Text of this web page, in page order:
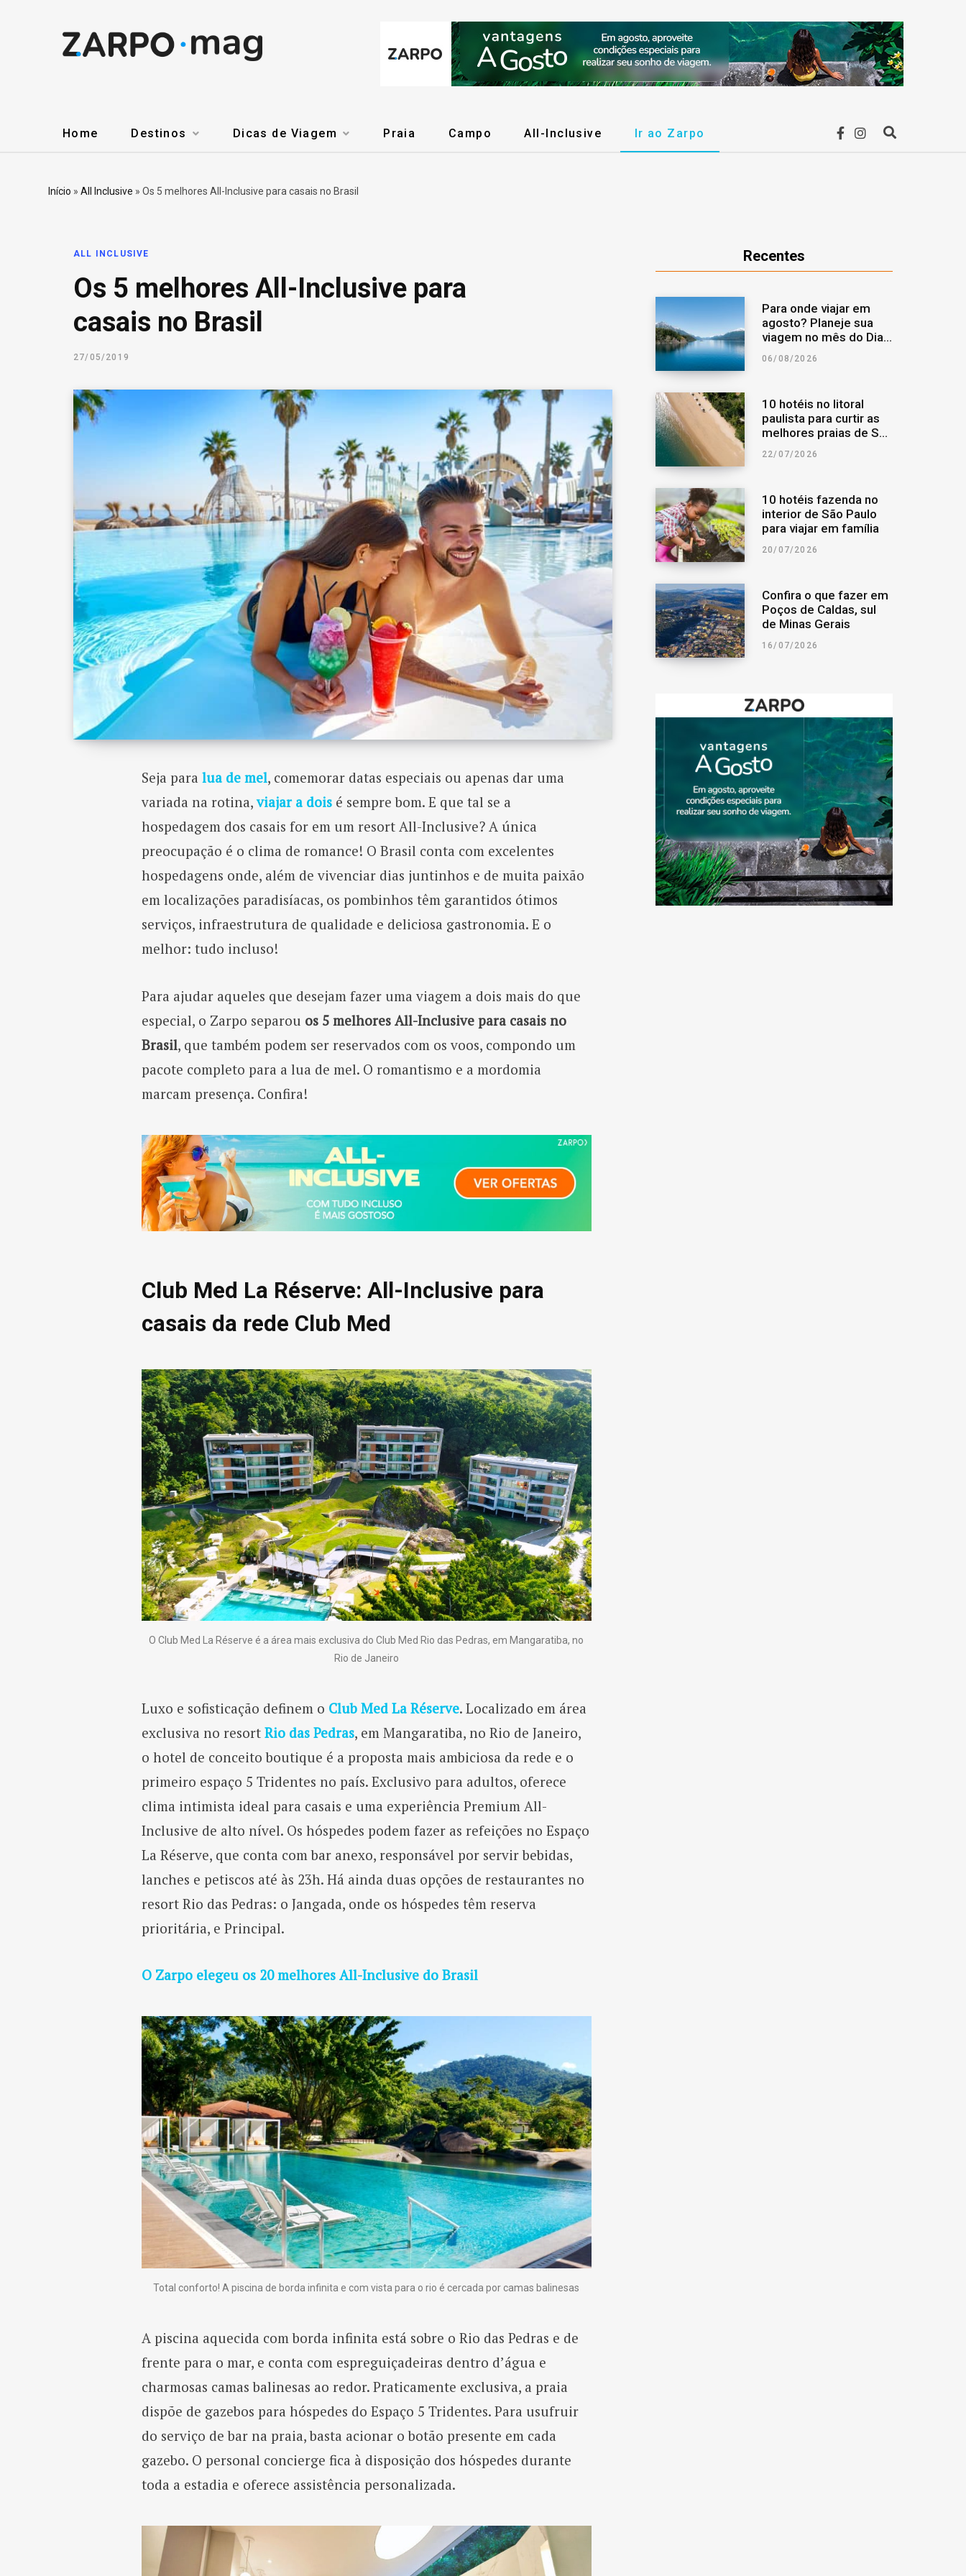
F
b
o
o
I
a
g
r
m
Home Destinos Dicas de Viagem Praia Campo All-Inclusive Ir ao Zarpo
Início »All Inclusive »Os 5 melhores All-Inclusive para casais no Brasil
ALL INCLUSIVE
Os 5 melhores All-Inclusive para
casais no Brasil
27/05/2019
Seja para lua de mel, comemorar datas especiais ou apenas dar uma
variada na rotina,viajar a doisé sempre bom. E que tal se a
hospedagem dos casais for em um resort All-Inclusive? A única
preocupação é o clima de romance! O Brasil conta com excelentes
hospedagens onde, além de vivenciar dias juntinhos e de muita paixão
em localizações paradisíacas, os pombinhos têm garantidos ótimos
serviços, infraestrutura de qualidade e deliciosa gastronomia. E o
melhor: tudo incluso!
Para ajudar aqueles que desejam fazer uma viagem a dois mais do que
especial, o Zarpo separou os 5 melhores All-Inclusive para casais no
Brasil, que também podem ser reservados com os voos, compondo um
pacote completo para a lua de mel. O romantismo e a mordomia
marcam presença. Confira!
Club Med La Réserve: All-Inclusive para
casais da rede Club Med
O Club Med La Réserve é a área mais exclusiva do Club Med Rio das Pedras, em Mangaratiba, no
Rio de Janeiro
Luxo e sofisticação definem o Club Med La Réserve. Localizado em área
exclusiva no resort Rio das Pedras, em Mangaratiba, no Rio de Janeiro,
o hotel de conceito boutique é a proposta mais ambiciosa da rede e o
primeiro espaço 5 Tridentes no país. Exclusivo para adultos, oferece
clima intimista ideal para casais e uma experiência Premium All-
Inclusive de alto nível. Os hóspedes podem fazer as refeições no Espaço
La Réserve, que conta com bar anexo, responsável por servir bebidas,
lanches e petiscos até às 23h. Há ainda duas opções de restaurantes no
resort Rio das Pedras: o Jangada, onde os hóspedes têm reserva
prioritária, e Principal.
O Zarpo elegeu os 20 melhores All-Inclusive do Brasil
Total conforto! A piscina de borda infinita e com vista para o rio é cercada por camas balinesas
A piscina aquecida com borda infinita está sobre o Rio das Pedras e de
frente para o mar, e conta com espreguiçadeiras dentro d’água e
charmosas camas balinesas ao redor. Praticamente exclusiva, a praia
dispõe de gazebos para hóspedes do Espaço 5 Tridentes. Para usufruir
do serviço de bar na praia, basta acionar o botão presente em cada
gazebo. O personal concierge fica à disposição dos hóspedes durante
toda a estadia e oferece assistência personalizada.
Recentes
Para onde viajar em
agosto? Planeje sua
viagem no mês do Dia
dos Pais
06/08/2026
10 hotéis no litoral
paulista para curtir as
melhores praias de São
Paulo
22/07/2026
10 hotéis fazenda no
interior de São Paulo
para viajar em família
20/07/2026
Confira o que fazer em
Poços de Caldas, sul
de Minas Gerais
16/07/2026